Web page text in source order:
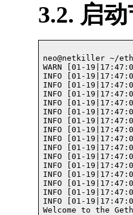
3.2. 启
neo@netkiller ~/
WARN [01-
INFO [01-
INFO [01-
INFO [01-
INFO [01-
INFO [01-
INFO [01-
INFO [01-
INFO [01-
INFO [01-
INFO [01-
INFO [01-
INFO [01-
INFO [01-
INFO [01-
INFO [01-
Welcome to the